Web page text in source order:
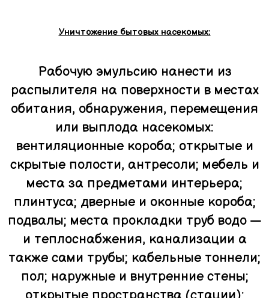
Уничтожение бытовых насекомых:
Рабочую эмульсию нанести из
распылителя на поверхности в местах
обитания, обнаружения, перемещения
или выплода насекомых:
вентиляционные короба; открытые и
скрытые полости, антресоли; мебель и
места за предметами интерьера;
плинтуса; дверные и оконные короба;
подвалы; места прокладки труб водо —
и теплоснабжения, канализации а
также сами трубы; кабельные тоннели;
пол; наружные и внутренние стены;